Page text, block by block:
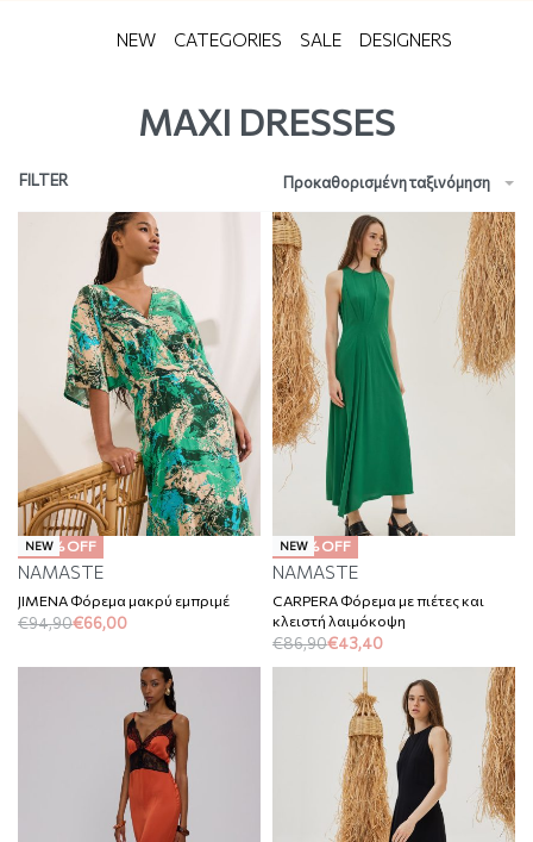
NEW CATEGORIES SALE DESIGNERS
MAXI DRESSES
Προκαθορισμένη ταξινόμηση
FILTER
NEW
-30% OFF
NAMASTE
JIMENA Φόρεμα μακρύ εμπριμέ
€94,90€66,00
NEW
-50% OFF
NAMASTE
CARPERA Φόρεμα με πιέτες και
κλειστή λαιμόκοψη
€86,90€43,40